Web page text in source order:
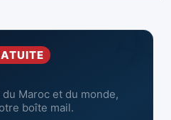
Maroc et du monde,
boîte mail.